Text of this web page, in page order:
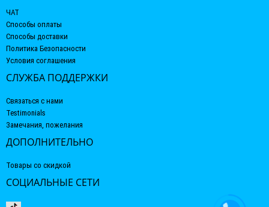
ЧАТ
Способы оплаты
Способы доставки
Политика Безопасности
Условия соглашения
СЛУЖБА ПОДДЕРЖКИ
Связаться с нами
Testimonials
Замечания, пожелания
ДОПОЛНИТЕЛЬНО
Товары со скидкой
СОЦИАЛЬНЫЕ СЕТИ